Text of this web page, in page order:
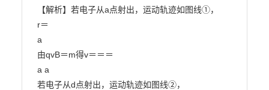
【解析】若电子从a点射出，运动轨迹如图线①，
r＝
a
由qvB＝m得v＝＝＝
a a
若电子从d点射出，运动轨迹如图线②，